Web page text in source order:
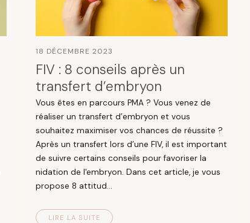
18 DÉCEMBRE 2023
FIV : 8 conseils après un
transfert d’embryon
Vous êtes en parcours PMA ? Vous venez de
réaliser un transfert d’embryon et vous
souhaitez maximiser vos chances de réussite ?
Après un transfert lors d’une FIV, il est important
de suivre certains conseils pour favoriser la
nidation de l'embryon. Dans cet article, je vous
propose 8 attitud...
LIRE LA SUITE